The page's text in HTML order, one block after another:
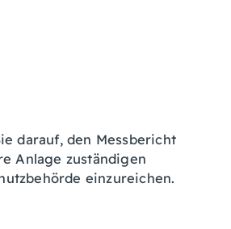
darauf, den Messbericht
Anlage zuständigen
einzureichen.